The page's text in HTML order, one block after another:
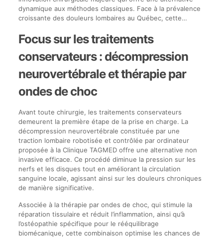
dynamique aux méthodes classiques. Face à la prévalence
croissante des douleurs lombaires au Québec, cette…
Focus sur les traitements
conservateurs : décompression
neurovertébrale et thérapie par
ondes de choc
Avant toute chirurgie, les traitements conservateurs
demeurent la première étape de la prise en charge. La
décompression neurovertébrale constituée par une
traction lombaire robotisée et contrôlée par ordinateur
proposée à la Clinique TAGMED offre une alternative non
invasive efficace. Ce procédé diminue la pression sur les
nerfs et les disques tout en améliorant la circulation
sanguine locale, agissant ainsi sur les douleurs chroniques
de manière significative.
Associée à la thérapie par ondes de choc, qui stimule la
réparation tissulaire et réduit l’inflammation, ainsi qu’à
l’ostéopathie spécifique pour le rééquilibrage
biomécanique, cette combinaison optimise les chances de